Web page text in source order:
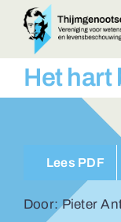
naar
inhoud
BIJEENKOMSTEN
Afdelingen
Lid worden?
Contact
Het hart
Lees PDF
Door: Pieter